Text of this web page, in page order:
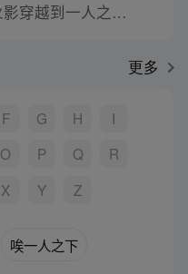
火影穿越到一人之下小说
更多
F G H
I
O P Q
R
X Y Z
唉一人之下